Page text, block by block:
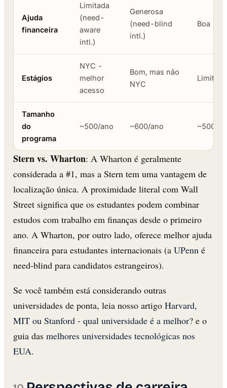
Ajuda
financeira
Limitada
(need-
aware
intl.)
Generosa
(need-blind
intl.)
Boa
Estágios
NYC -
melhor
acesso
Bom, mas não
NYC
Limitado
Tamanho
do
programa
~500/ano ~600/ano ~500/
Stern vs. Wharton: A Wharton é geralmente
considerada a #1, mas a Stern tem uma vantagem de
localização única. A proximidade literal com Wall
Street significa que os estudantes podem combinar
estudos com trabalho em finanças desde o primeiro
ano. A Wharton, por outro lado, oferece melhor ajuda
financeira para estudantes internacionais (a UPenn é
need-blind para candidatos estrangeiros).
Se você também está considerando outras
universidades de ponta, leia nosso artigo Harvard,
MIT ou Stanford - qual universidade é a melhor? e o
guia das melhores universidades tecnológicas nos
EUA.